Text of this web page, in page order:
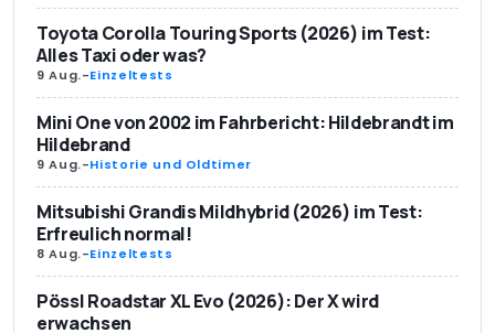
Toyota Corolla Touring Sports (2026) im Test:
Alles Taxi oder was?
9 Aug.-Einzeltests
Mini One von 2002 im Fahrbericht: Hildebrandt im
Hildebrand
9 Aug.-Historie und Oldtimer
Mitsubishi Grandis Mildhybrid (2026) im Test:
Erfreulich normal!
8 Aug.-Einzeltests
Pössl Roadstar XL Evo (2026): Der X wird
erwachsen